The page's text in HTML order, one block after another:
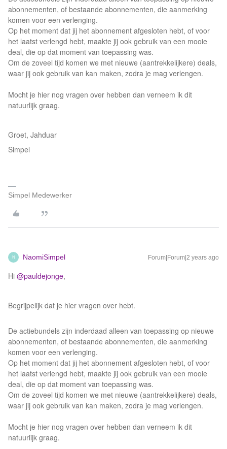
abonnementen, of bestaande abonnementen, die aanmerking
komen voor een verlenging.
Op het moment dat jij het abonnement afgesloten hebt, of voor
het laatst verlengd hebt, maakte jij ook gebruik van een mooie
deal, die op dat moment van toepassing was.
Om de zoveel tijd komen we met nieuwe (aantrekkelijkere) deals,
waar jij ook gebruik van kan maken, zodra je mag verlengen.
Mocht je hier nog vragen over hebben dan verneem ik dit
natuurlijk graag.
Groet, Jahduar
Simpel
Simpel Medewerker
N NaomiSimpel Forum|Forum|2 years ago
Hi @pauldejonge,
Begrijpelijk dat je hier vragen over hebt.
De actiebundels zijn inderdaad alleen van toepassing op nieuwe
abonnementen, of bestaande abonnementen, die aanmerking
komen voor een verlenging.
Op het moment dat jij het abonnement afgesloten hebt, of voor
het laatst verlengd hebt, maakte jij ook gebruik van een mooie
deal, die op dat moment van toepassing was.
Om de zoveel tijd komen we met nieuwe (aantrekkelijkere) deals,
waar jij ook gebruik van kan maken, zodra je mag verlengen.
Mocht je hier nog vragen over hebben dan verneem ik dit
natuurlijk graag.